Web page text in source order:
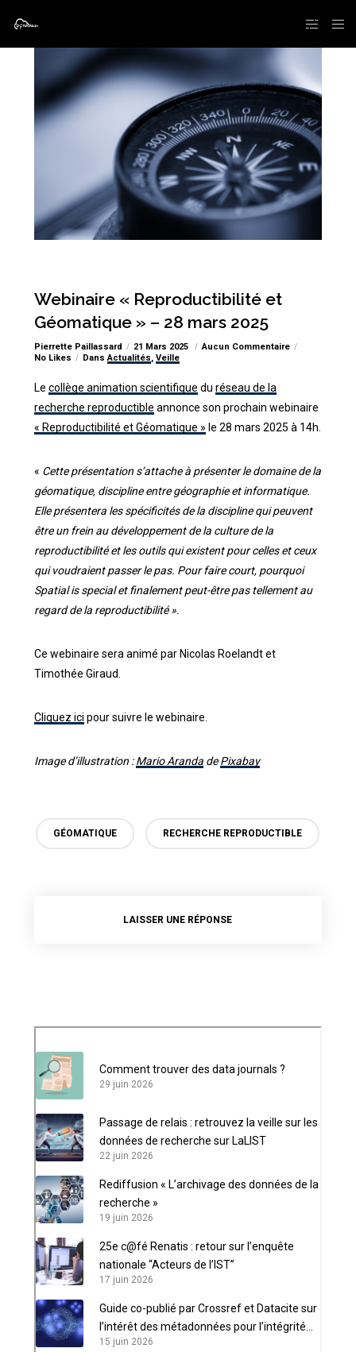
Webinaire « Reproductibilité et
Géomatique » – 28 mars 2025
Pierrette Paillassard 21 Mars 2025
Aucun Commentaire
No Likes
DansActualités, Veille
Le collège animation scientifique du réseau de la
recherche reproductible annonce son prochain webinaire
« Reproductibilité et Géomatique » le 28 mars 2025 à 14h.
« Cette présentation s’attache à présenter le domaine de la
géomatique, discipline entre géographie et informatique.
Elle présentera les spécificités de la discipline qui peuvent
être un frein au développement de la culture de la
reproductibilité et les outils qui existent pour celles et ceux
qui voudraient passer le pas. Pour faire court, pourquoi
Spatial is special et finalement peut-être pas tellement au
regard de la reproductibilité ».
Ce webinaire sera animé par Nicolas Roelandt et
Timothée Giraud.
Cliquez ici pour suivre le webinaire.
Image d’illustration :Mario ArandadePixabay
GÉOMATIQUE RECHERCHE REPRODUCTIBLE
LAISSER UNE RÉPONSE
Comment trouver des data journals ?
29 juin 2026
Passage de relais : retrouvez la veille sur les
données de recherche sur LaLIST
22 juin 2026
Rediffusion « L’archivage des données de la
recherche »
19 juin 2026
25e c@fé Renatis : retour sur l’enquête
nationale “Acteurs de l’IST”
17 juin 2026
Guide co-publié par Crossref et Datacite sur
l’intérêt des métadonnées pour l’intégrité
scientifique
15 juin 2026